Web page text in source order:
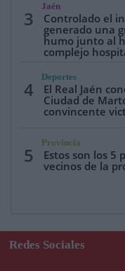
3
Jaén
Controlado el
generado una
humo junto al
complejo
4
Deportes
El Real Jaén
Ciudad de
convincente
5
Provincia
Estos son los 5
vecinos de la
Redes Sociales